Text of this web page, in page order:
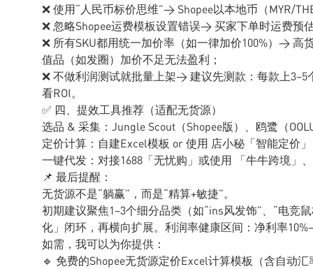
❌ 使用“人民币标价思维”→ Shopee以本地币（MYR/
❌ 忽略Shopee运费模板设置错误→ 买家下单时运费预
❌ 所有SKU都用统一加价率（如一律加价100%）→
值品（如发圈）加价不足无法盈利；
❌ 不做利润测试就批量上架→ 建议先测款：每款上
看ROI。
✅ 四、提效工具推荐（适配无货源）
选品 & 采集：Jungle Scout（Shopee版）、鸥鹭（
定价计算：自建Excel模板 or 使用 店小秘「智能定价
一键代发：对接1688「无忧购」或使用 「牛牛跨境」
📌 最后提醒：
无货源不是“躺赢”，而是“精算+敏捷”。
初期建议聚焦1–3个细分品类（如“ins风发饰”、“电
化」闭环，再横向扩展。利润率健康区间：净利率
如需，我可以为你提供：
🔹 免费的Shopee无货源定价Excel计算模板（含自动